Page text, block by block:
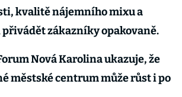
kvalitě nájemního mixu a
zákazníky opakovaně.
Nová Karolina ukazuje, že
městské centrum může růst i po